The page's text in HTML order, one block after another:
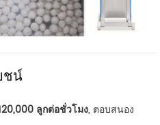
ชน์
ลูกต่อชั่วโมง, ตอบสนอง